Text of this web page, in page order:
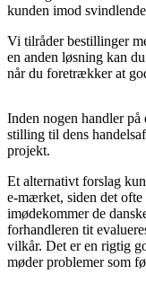
kunden imod
Vi tilråder bestillinger
en anden løsning kan
når du foretrækker at
Inden nogen handler
stilling til dens
projekt.
Et alternativt forslag
e-mærket, siden det ofte
imødekommer de
forhandleren tit
vilkår. Det er en rigtig
møder problemer som